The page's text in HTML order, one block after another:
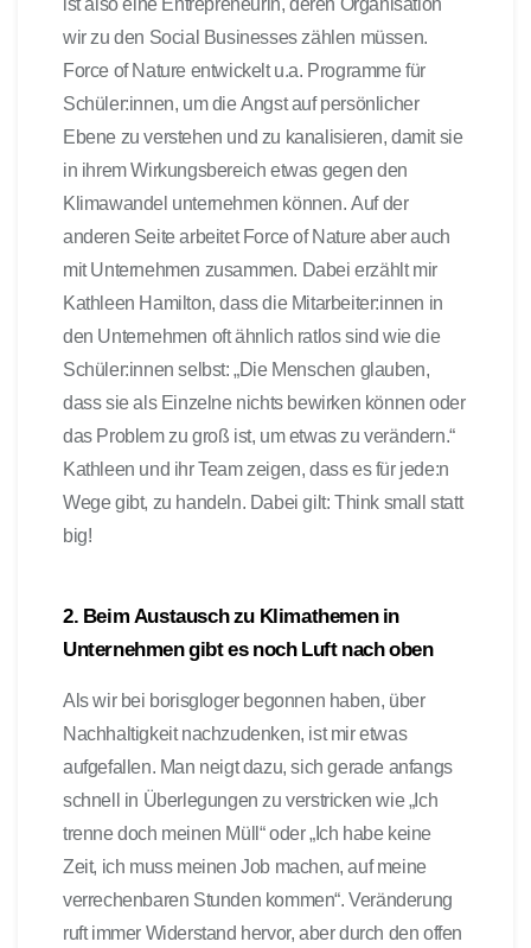
wir zu den Social Businesses zählen müssen.
Force of Nature entwickelt u.a. Programme für
Schüler:innen, um die Angst auf persönlicher
Ebene zu verstehen und zu kanalisieren, damit sie
in ihrem Wirkungsbereich etwas gegen den
Klimawandel unternehmen können. Auf der
anderen Seite arbeitet Force of Nature aber auch
mit Unternehmen zusammen. Dabei erzählt mir
Kathleen Hamilton, dass die Mitarbeiter:innen in
den Unternehmen oft ähnlich ratlos sind wie die
Schüler:innen selbst: „Die Menschen glauben,
dass sie als Einzelne nichts bewirken können oder
das Problem zu groß ist, um etwas zu verändern.“
Kathleen und ihr Team zeigen, dass es für jede:n
Wege gibt, zu handeln. Dabei gilt: Think small statt
big!
2. Beim Austausch zu Klimathemen in
Unternehmen gibt es noch Luft nach oben
Als wir bei borisgloger begonnen haben, über
Nachhaltigkeit nachzudenken, ist mir etwas
aufgefallen. Man neigt dazu, sich gerade anfangs
schnell in Überlegungen zu verstricken wie „Ich
trenne doch meinen Müll“ oder „Ich habe keine
Zeit, ich muss meinen Job machen, auf meine
verrechenbaren Stunden kommen“. Veränderung
ruft immer Widerstand hervor, aber durch den offen